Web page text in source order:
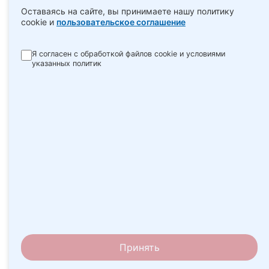
Оставаясь на сайте, вы принимаете нашу политику
cookie и пользовательское соглашение
Я согласен с обработкой файлов cookie и условиями
указанных политик
Принять